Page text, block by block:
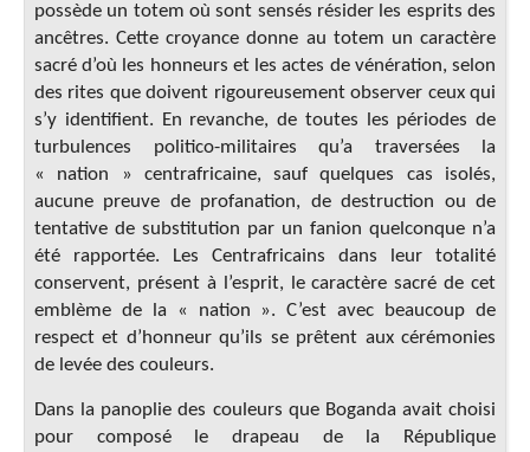
possède un totem où sont sensés résider les esprits des
ancêtres. Cette croyance donne au totem un caractère
sacré d’où les honneurs et les actes de vénération, selon
des rites que doivent rigoureusement observer ceux qui
s’y identifient. En revanche, de toutes les périodes de
turbulences politico-militaires qu’a traversées la
« nation » centrafricaine, sauf quelques cas isolés,
aucune preuve de profanation, de destruction ou de
tentative de substitution par un fanion quelconque n’a
été rapportée. Les Centrafricains dans leur totalité
conservent, présent à l’esprit, le caractère sacré de cet
emblème de la « nation ». C’est avec beaucoup de
respect et d’honneur qu’ils se prêtent aux cérémonies
de levée des couleurs.
Dans la panoplie des couleurs que Boganda avait choisi
pour composé le drapeau de la République